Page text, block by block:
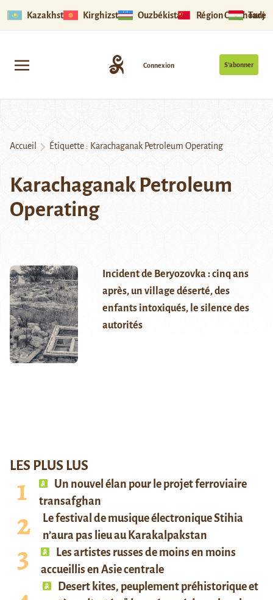
Kazakhstan Kirghizstan Ouzbékistan Région Ouïghoure
S’abonner
Connexion
Accueil Étiquette : Karachaganak Petroleum Operating
Karachaganak Petroleum
Operating
Incident de Beryozovka : cinq ans
après, un village déserté, des
enfants intoxiqués, le silence des
autorités
LES PLUS LUS
Un nouvel élan pour le projet ferroviaire
transafghan
Le festival de musique électronique Stihia
n’aura pas lieu au Karakalpakstan
Les artistes russes de moins en moins
accueillis en Asie centrale
Desert kites, peuplement préhistorique et